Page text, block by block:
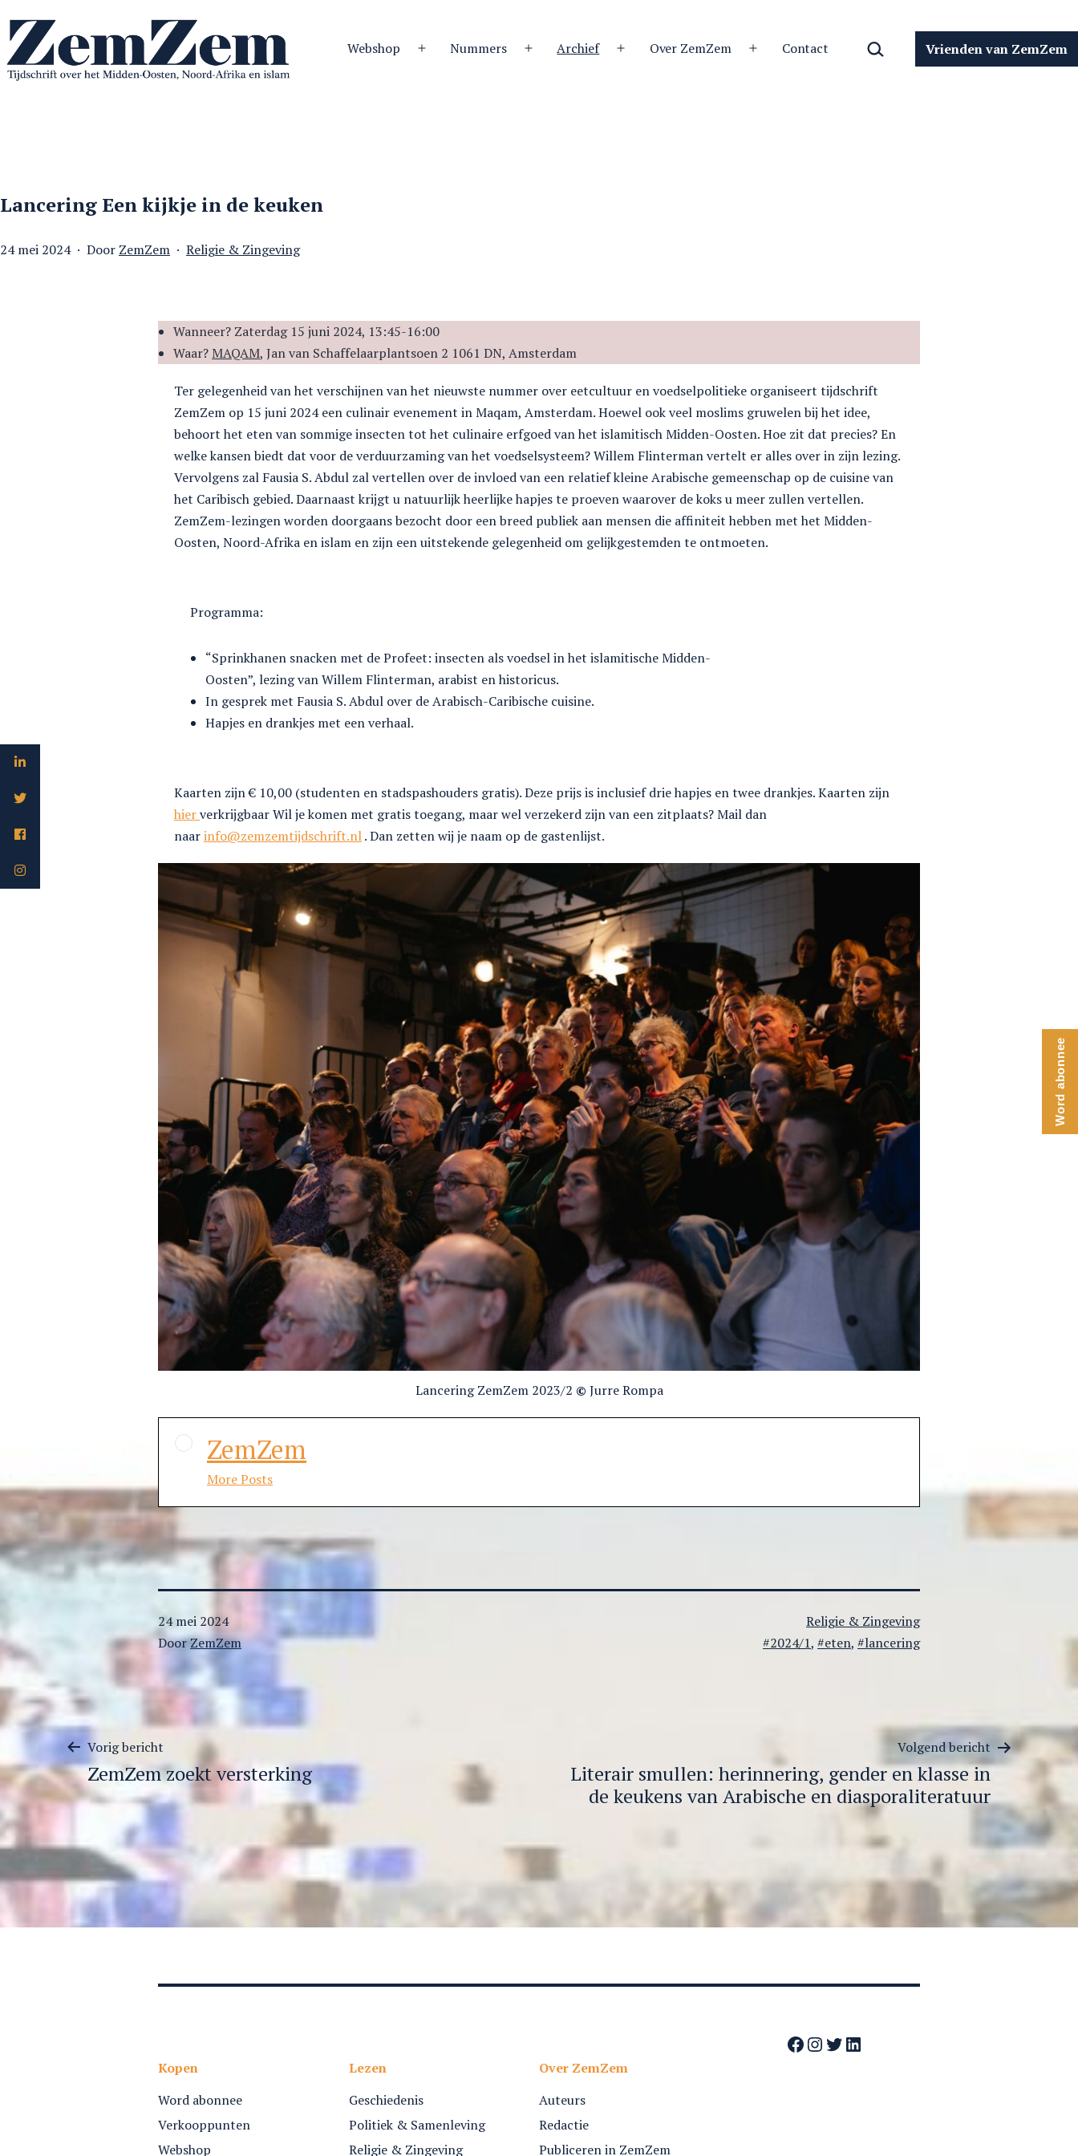
naar
de
inhoud
Webshop
Open
Nummers
Open
Archief
Open
Over ZemZem
Open
Contact Zoeken… Vrienden van ZemZem
Lancering Een kijkje in de keuken
Gepubliceerd
24 mei 2024 Door ZemZem
Gecategoriseerd
Religie & Zingeving
Wanneer? Zaterdag 15 juni 2024, 13:45-16:00
Waar? MAQAM, Jan van Schaffelaarplantsoen 2 1061 DN, Amsterdam
Ter gelegenheid van het verschijnen van het nieuwste nummer over eetcultuur en voedselpolitieke organiseert tijdschrift
ZemZem op 15 juni 2024 een culinair evenement in Maqam, Amsterdam. Hoewel ook veel moslims gruwelen bij het idee,
behoort het eten van sommige insecten tot het culinaire erfgoed van het islamitisch Midden-Oosten. Hoe zit dat precies? En
welke kansen biedt dat voor de verduurzaming van het voedselsysteem? Willem Flinterman vertelt er alles over in zijn lezing.
Vervolgens zal Fausia S. Abdul zal vertellen over de invloed van een relatief kleine Arabische gemeenschap op de cuisine van
het Caribisch gebied. Daarnaast krijgt u natuurlijk heerlijke hapjes te proeven waarover de koks u meer zullen vertellen.
ZemZem-lezingen worden doorgaans bezocht door een breed publiek aan mensen die affiniteit hebben met het Midden-
Oosten, Noord-Afrika en islam en zijn een uitstekende gelegenheid om gelijkgestemden te ontmoeten.
Programma:
“Sprinkhanen snacken met de Profeet: insecten als voedsel in het islamitische Midden-
Oosten”, lezing van Willem Flinterman, arabist en historicus.
In gesprek met Fausia S. Abdul over de Arabisch-Caribische cuisine.
Hapjes en drankjes met een verhaal.
Kaarten zijn € 10,00 (studenten en stadspashouders gratis). Deze prijs is inclusief drie hapjes en twee drankjes. Kaarten zijn
hierverkrijgbaar Wil je komen met gratis toegang, maar wel verzekerd zijn van een zitplaats? Mail dan
naarinfo@zemzemtijdschrift.nl. Dan zetten wij je naam op de gastenlijst.
Lancering ZemZem 2023/2 © Jurre Rompa
ZemZem
More Posts
Gepubliceerd
op
24 mei 2024
DoorZemZem
Gecategoriseerd
als
Religie & Zingeving
Getagged
2024/1, eten, lancering
Berichtnavigatie
Vorig bericht
ZemZem zoekt versterking
Volgend bericht
Literair smullen: herinnering, gender en klasse in
de keukens van Arabische en diasporaliteratuur
Kopen
Word abonnee
Verkooppunten
Webshop
Lezen
Geschiedenis
Politiek & Samenleving
Religie & Zingeving
Over ZemZem
Auteurs
Redactie
Publiceren in ZemZem
Facebook
Instagram
Twitter
LinkedIn
Word abonnee